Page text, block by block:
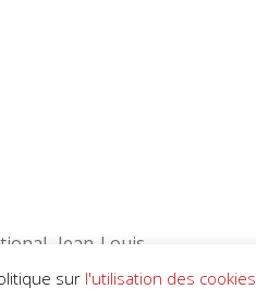
Jean-Louis
différentes
sur l'utilisation des cookies